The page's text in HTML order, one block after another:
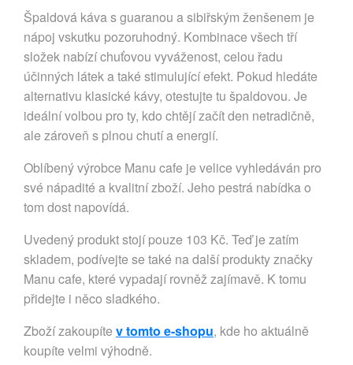
Špaldová káva s guaranou a sibiřským ženšenem je
nápoj vskutku pozoruhodný. Kombinace všech tří
složek nabízí chuťovou vyváženost, celou řadu
účinných látek a také stimulující efekt. Pokud hledáte
alternativu klasické kávy, otestujte tu špaldovou. Je
ideální volbou pro ty, kdo chtějí začít den netradičně,
ale zároveň s plnou chutí a energií.
Oblíbený výrobce Manu cafe je velice vyhledáván pro
své nápadité a kvalitní zboží. Jeho pestrá nabídka o
tom dost napovídá.
Uvedený produkt stojí pouze 103 Kč. Teď je zatím
skladem, podívejte se také na další produkty značky
Manu cafe, které vypadají rovněž zajímavě. K tomu
přidejte i něco sladkého.
Zboží zakoupíte v tomto e-shopu, kde ho aktuálně
koupíte velmi výhodně.